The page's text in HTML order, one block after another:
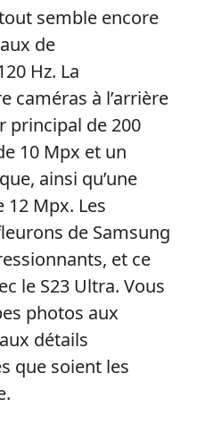
semble encore
de
Hz. La
caméras à l’arrière
principal de 200
10 Mpx et un
ainsi qu’une
Mpx. Les
de Samsung
et ce
le S23 Ultra. Vous
photos aux
détails
que soient les